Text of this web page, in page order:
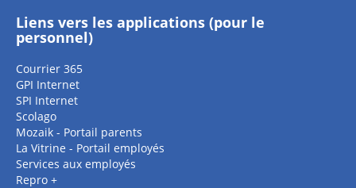
Liens vers les applications (pour le
personnel)
Courrier 365
GPI Internet
SPI Internet
Scolago
Mozaik - Portail parents
La Vitrine - Portail employés
Services aux employés
Repro +